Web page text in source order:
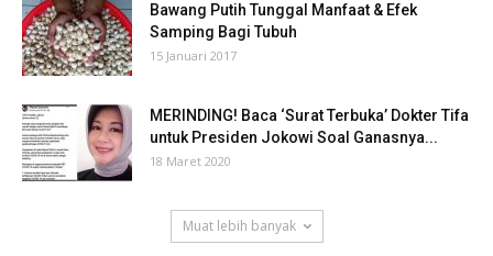
Bawang Putih Tunggal Manfaat & Efek
Samping Bagi Tubuh
15 Januari 2017
MERINDING! Baca ‘Surat Terbuka’ Dokter Tifa
untuk Presiden Jokowi Soal Ganasnya...
18 Maret 2020
Muat lebih banyak